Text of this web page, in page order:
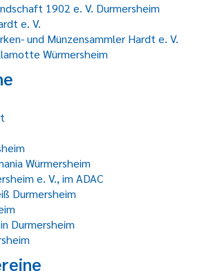
1902 e. V. Durmersheim
e. V.
und Münzensammler Hardt e. V.
Würmersheim
Würmersheim
e. V., im ADAC
Durmersheim
Durmersheim